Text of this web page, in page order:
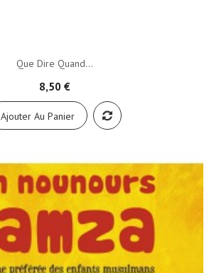
Que Dire Quand...
8,50 €
Ajouter Au Panier